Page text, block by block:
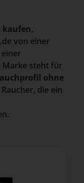
kaufen,
von einer
Marke steht für
ohne
die ein